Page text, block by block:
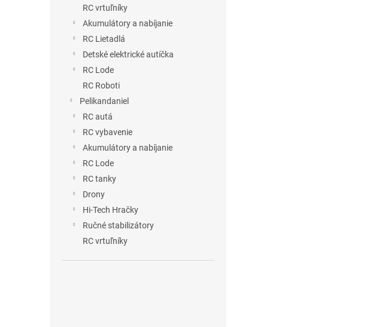
RC vrtuľníky
Akumulátory a nabíjanie
RC Lietadlá
Detské elektrické autíčka
RC Lode
RC Roboti
Pelikandaniel
RC autá
RC vybavenie
Akumulátory a nabíjanie
RC Lode
RC tanky
Drony
Hi-Tech Hračky
Ručné stabilizátory
RC vrtuľníky